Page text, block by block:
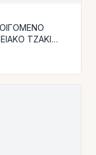
ΤΖΑΚΙ